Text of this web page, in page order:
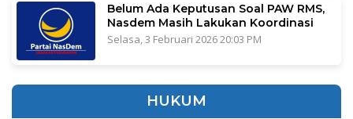
Belum Ada Keputusan Soal PAW RMS,
Nasdem Masih Lakukan Koordinasi
Selasa, 3 Februari 2026 20:03 PM
HUKUM